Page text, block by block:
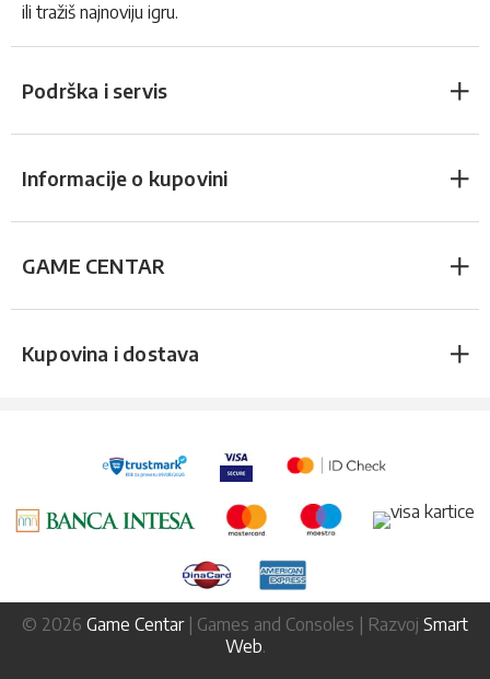
ili tražiš najnoviju igru.
Podrška i servis
Informacije o kupovini
GAME CENTAR
Kupovina i dostava
© 2026 Game Centar| Games and Consoles | Razvoj Smart
Web.